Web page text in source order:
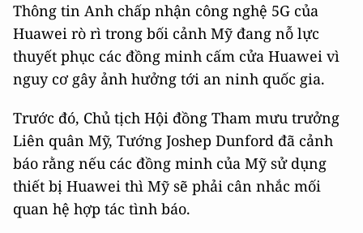
Thông tin Anh chấp nhận công nghệ 5G của
Huawei rò rì trong bối cảnh Mỹ đang nỗ lực
thuyết phục các đồng minh cấm cửa Huawei vì
nguy cơ gây ảnh hưởng tới an ninh quốc gia.
Trước đó, Chủ tịch Hội đồng Tham mưu trưởng
Liên quân Mỹ, Tướng Joshep Dunford đã cảnh
báo rằng nếu các đồng minh của Mỹ sử dụng
thiết bị Huawei thì Mỹ sẽ phải cân nhắc mối
quan hệ hợp tác tình báo.